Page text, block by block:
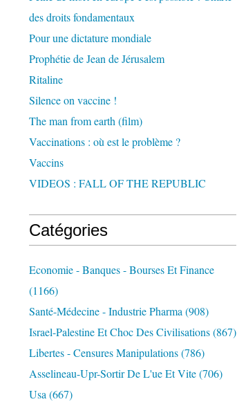
des droits fondamentaux
Pour une dictature mondiale
Prophétie de Jean de Jérusalem
Ritaline
Silence on vaccine !
The man from earth (film)
Vaccinations : où est le problème ?
Vaccins
VIDEOS : FALL OF THE REPUBLIC
Catégories
Economie - Banques - Bourses Et Finance
(1166)
Santé-Médecine - Industrie Pharma (908)
Israel-Palestine Et Choc Des Civilisations(867)
Libertes - Censures Manipulations(786)
Asselineau-Upr-Sortir De L'ue Et Vite(706)
Usa (667)